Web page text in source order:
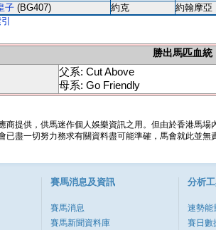
子 (BG407) 約克
約翰摩亞
勝出馬匹血統
父系: Cut Above
母系: Go Friendly
商提供，供馬迷作個人娛樂資訊之用。但由於香港馬
已盡一切努力務求有關資料盡可能準確，馬會就此並
賽馬消息及資訊
賽馬消息
賽馬新聞資料庫
分析
速勢能
賽日數